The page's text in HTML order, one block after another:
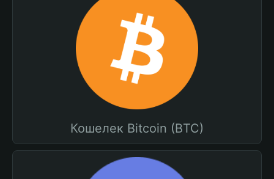
Кошелек Bitcoin (BTC)